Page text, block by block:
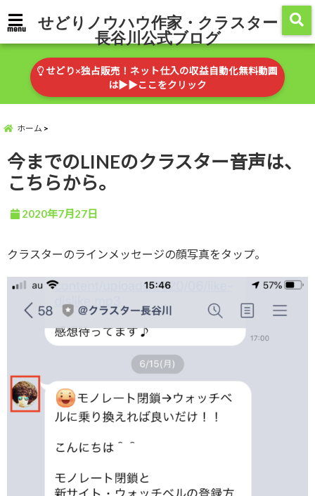
menu せどりノウハウ作家・クラスター
長谷川公式ブログ
せどり×独占販売！ネット仕入の収益自動化無料動画
は▶︎▶︎ここをクリック
ホーム
今までのLINEのクラスター音声は、
こちらから。
2020年7月27日
クラスターのラインメッセージの顔写真をタップ。